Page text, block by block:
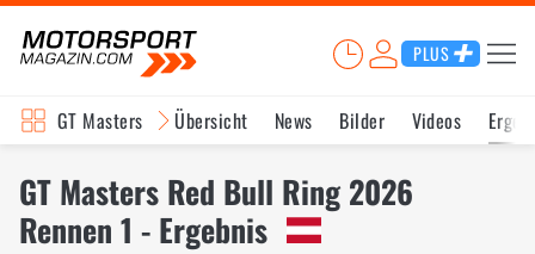
PLUS
GT Masters Übersicht News Bilder Videos
GT Masters Red Bull Ring 2026
Rennen 1 - Ergebnis